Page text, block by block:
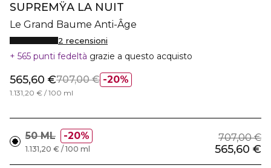
SUPREMŸA LA NUIT
Le Grand Baume Anti-Âge
2 recensioni
565 punti fedeltà grazie a questo acquisto
20%
565,60 €707,00 €
1.131,20 € / 100 ml
50 ML 20% 707,00 €
565,60 €
1.131,20 € / 100 ml